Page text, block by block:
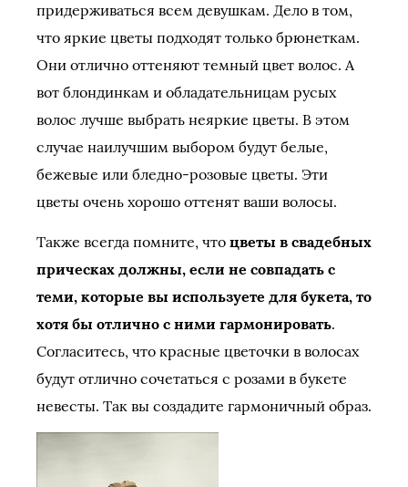
придерживаться всем девушкам. Дело в том,
что яркие цветы подходят только брюнеткам.
Они отлично оттеняют темный цвет волос. А
вот блондинкам и обладательницам русых
волос лучше выбрать неяркие цветы. В этом
случае наилучшим выбором будут белые,
бежевые или бледно-розовые цветы. Эти
цветы очень хорошо оттенят ваши волосы.
Также всегда помните, что цветы в свадебных
прическах должны, если не совпадать с
теми, которые вы используете для букета, то
хотя бы отлично с ними гармонировать.
Согласитесь, что красные цветочки в волосах
будут отлично сочетаться с розами в букете
невесты. Так вы создадите гармоничный образ.